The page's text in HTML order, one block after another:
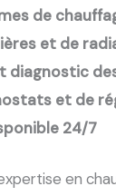
de
et de
diagnostic
et de
24/7
en